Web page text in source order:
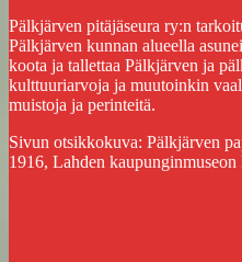
Pälkjärven pitäjäseura ry:n
Pälkjärven kunnan alueella
koota ja tallettaa Pälkjärven ja
kulttuuriarvoja ja muutoinkin
muistoja ja perinteitä.
Sivun otsikkokuva: Pälkjärven
1916, Lahden